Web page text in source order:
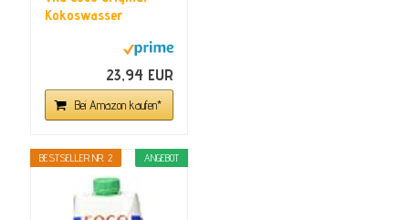
Kokoswasser
23,94 EUR
Bei Amazon kaufen*
ANGEBOT
BESTSELLER NR. 2